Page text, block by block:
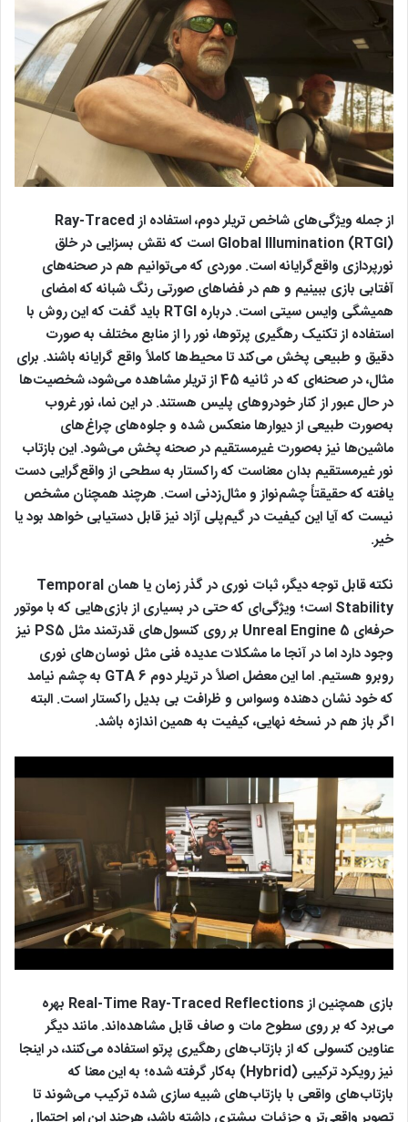
از جمله ویژگی‌های شاخص تریلر دوم، استفاده از Ray-Traced
Global Illumination (RTGI) است که نقش بسزایی در خلق
نورپردازی واقع‌گرایانه است. موردی که می‌توانیم هم در صحنه‌های
آفتابی بازی ببینیم و هم در فضاهای صورتی رنگ شبانه که امضای
همیشگی وایس سیتی است. درباره RTGI باید گفت که این روش با
استفاده از تکنیک رهگیری پرتوها، نور را از منابع مختلف به صورت
دقیق و طبیعی پخش می‌کند تا محیط‌ها کاملاً واقع گرایانه باشند. برای
مثال، در صحنه‌ای که در ثانیه 45 از تریلر مشاهده می‌شود، شخصیت‌ها
در حال عبور از کنار خودروهای پلیس هستند. در این نما، نور غروب
به‌صورت طبیعی از دیوارها منعکس شده و جلوه‌های چراغ‌های
ماشین‌ها نیز به‌صورت غیرمستقیم در صحنه پخش می‌شود. این بازتاب
نور غیرمستقیم بدان معناست که راکستار به سطحی از واقع‌گرایی دست
یافته که حقیقتاً چشم‌نواز و مثال‌زدنی است. هرچند همچنان مشخص
نیست که آیا این کیفیت در گیم‌پلی آزاد نیز قابل دستیابی خواهد بود یا
خیر.
نکته قابل توجه دیگر، ثبات نوری در گذر زمان یا همان Temporal
Stability است؛ ویژگی‌ای که حتی در بسیاری از بازی‌هایی که با موتور
حرفه‌ای Unreal Engine 5 بر روی کنسول‌های قدرتمند مثل PS5 نیز
وجود دارد اما در آنجا ما مشکلات عدیده فنی مثل نوسان‌های نوری
روبرو هستیم. اما این معضل اصلاً در تریلر دوم GTA 6 به چشم نیامد
که خود نشان دهنده وسواس و ظرافت بی بدیل راکستار است. البته
اگر باز هم در نسخه نهایی، کیفیت به همین اندازه باشد.
بازی همچنین از Real-Time Ray-Traced Reflections بهره
می‌برد که بر روی سطوح مات و صاف قابل مشاهده‌اند. مانند دیگر
عناوین کنسولی که از بازتاب‌های رهگیری پرتو استفاده می‌کنند، در اینجا
نیز رویکرد ترکیبی (Hybrid) به‌کار گرفته شده؛ به این معنا که
بازتاب‌های واقعی با بازتاب‌های شبیه سازی شده ترکیب می‌شوند تا